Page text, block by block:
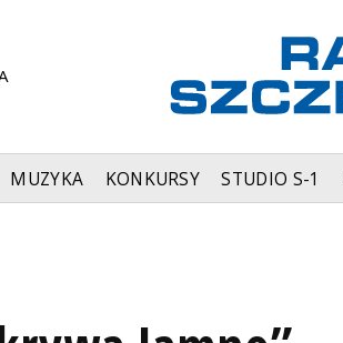
MUZYKA KONKURSY STUDIO S-1